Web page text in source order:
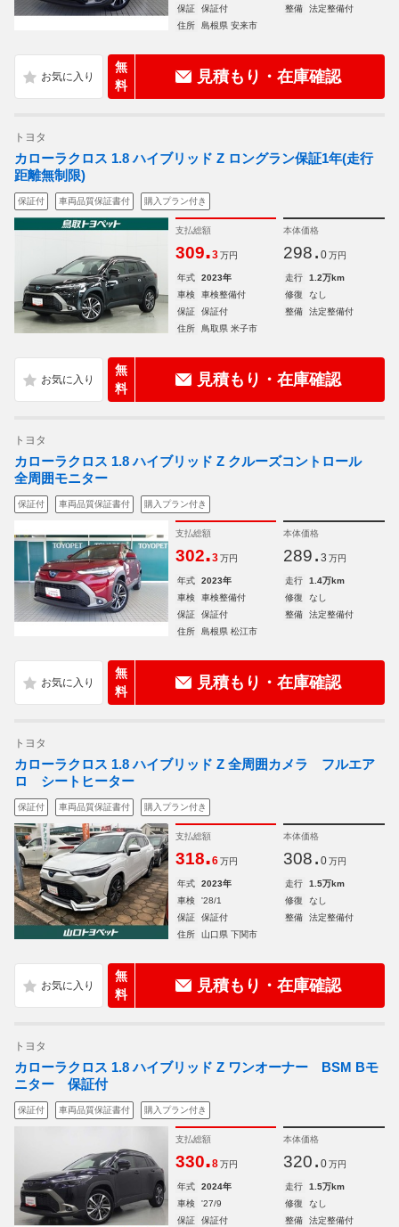
保証
保証付 整備
法定整備付
住所
島根県 安来市
無
料
見積もり・在庫確認
トヨタ
カローラクロス 1.8 ハイブリッド Z ロングラン保証1年(走行
距離無制限)
保証付 車両品質保証書付 購入プラン付き
支払総額
309.3 万円
本体価格
298. 0 万円
年式 2023年 走行
1.2万km
車検
車検整備付 修復
なし
保証
保証付 整備
法定整備付
住所
鳥取県 米子市
無
料
見積もり・在庫確認
トヨタ
カローラクロス 1.8 ハイブリッド Z クルーズコントロール
全周囲モニター
保証付 車両品質保証書付 購入プラン付き
支払総額
302.3 万円
本体価格
289. 3 万円
年式 2023年 走行
1.4万km
車検
車検整備付 修復
なし
保証
保証付 整備
法定整備付
住所
島根県 松江市
無
料
見積もり・在庫確認
トヨタ
カローラクロス 1.8 ハイブリッド Z 全周囲カメラ フルエア
ロ シートヒーター
保証付 車両品質保証書付 購入プラン付き
支払総額
318.6 万円
本体価格
308. 0 万円
年式 2023年 走行
1.5万km
車検
'28/1 修復
なし
保証
保証付 整備
法定整備付
住所
山口県 下関市
無
料
見積もり・在庫確認
トヨタ
カローラクロス 1.8 ハイブリッド Z ワンオーナー BSM Bモ
ニター 保証付
保証付 車両品質保証書付 購入プラン付き
支払総額
330.8 万円
本体価格
320. 0 万円
年式 2024年 走行
1.5万km
車検
'27/9 修復
なし
保証
保証付 整備 法定整備付